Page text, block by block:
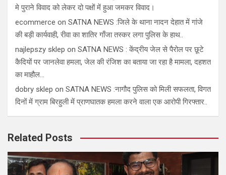
मे पुराने विवाद को लेकर दो पक्षों में हुआ जमकर विवाद।
ecommerce on SATNA NEWS :जिले के थाना नादन देहात में गांजे
की बड़ी कार्यवाही, रीवा का शातिर गाँजा तस्कर लगा पुलिस के हाथ..
najlepszy sklep on SATNA NEWS : केंद्रीय जेल से पैरोल पर छूटे
कैदियों पर जानलेवा हमला, जेल की रंजिश का बताया जा रहा है मामला, दहशत
का माहौल…
dobry sklep on SATNA NEWS :नागौद पुलिस को मिली सफलता, विगत
दिनों में ग्राम बिरहुली में प्राणघातक हमला करने वाला एक आरोपी गिरफ्तार..
Related Posts